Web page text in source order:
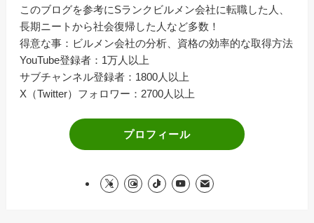
このブログを参考にSランクビルメン会社に転職した人、
長期ニートから社会復帰した人など多数！
得意な事：ビルメン会社の分析、資格の効率的な取得方法
YouTube登録者：1万人以上
サブチャンネル登録者：1800人以上
X（Twitter）フォロワー：2700人以上
プロフィール